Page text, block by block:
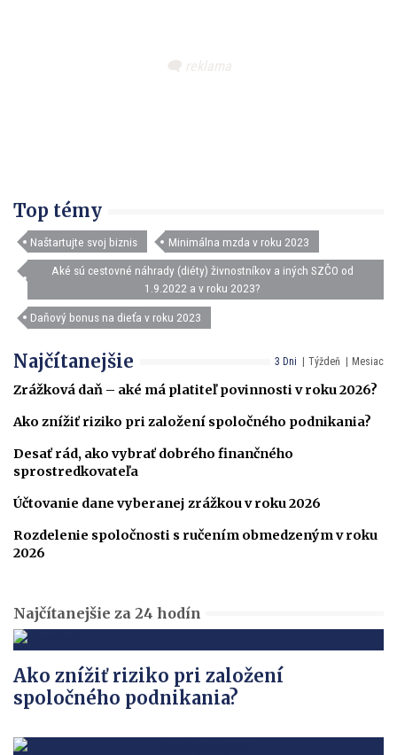
Top témy
Naštartujte svoj biznis Minimálna mzda v roku 2023
Aké sú cestovné náhrady (diéty) živnostníkov a iných SZČO od
1.9.2022 a v roku 2023?
Daňový bonus na dieťa v roku 2023
3 Dni Týždeň Mesiac
Najčítanejšie
Zrážková daň – aké má platiteľ povinnosti v roku 2026?
Ako znížiť riziko pri založení spoločného podnikania?
Desať rád, ako vybrať dobrého finančného
sprostredkovateľa
Účtovanie dane vyberanej zrážkou v roku 2026
Rozdelenie spoločnosti s ručením obmedzeným v roku
2026
Najčítanejšie za 24 hodín
Ako znížiť riziko pri založení
spoločného podnikania?